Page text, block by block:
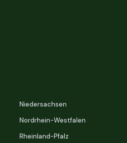
Niedersachsen
Nordrhein-Westfalen
Rheinland-Pfalz